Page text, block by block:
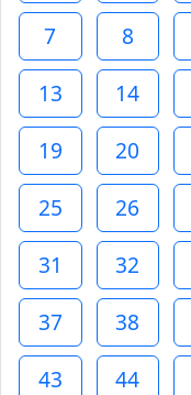
7
8
13
14
19
20
25
26
31
32
37
38
43
44